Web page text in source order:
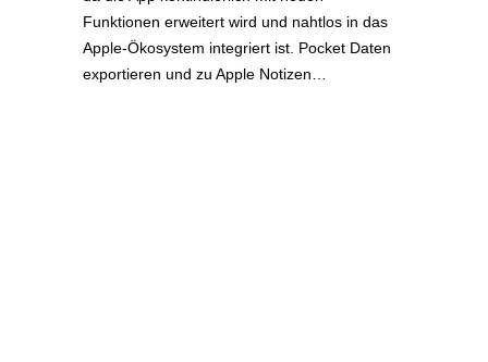
Funktionen erweitert wird und nahtlos in das
Apple-Ökosystem integriert ist. Pocket Daten
exportieren und zu Apple Notizen…